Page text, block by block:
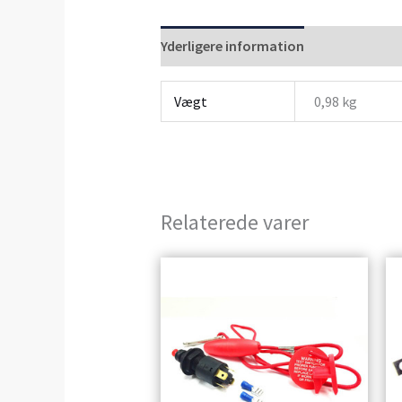
Yderligere information
Vægt 0,98 kg
Relaterede varer